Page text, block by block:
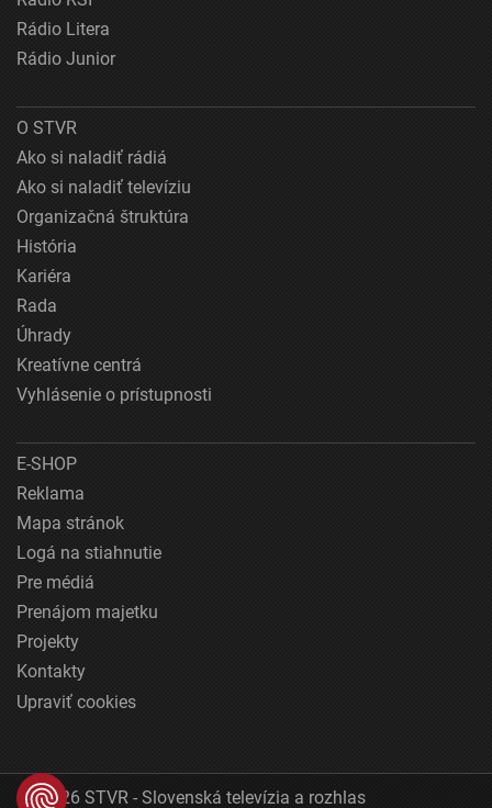
Rádio Litera
Rádio Junior
O STVR
Ako si naladiť rádiá
Ako si naladiť televíziu
Organizačná štruktúra
História
Kariéra
Rada
Úhrady
Kreatívne centrá
Vyhlásenie o prístupnosti
E-SHOP
Reklama
Mapa stránok
Logá na stiahnutie
Pre médiá
Prenájom majetku
Projekty
Kontakty
Upraviť cookies
© 2026 STVR - Slovenská televízia a rozhlas